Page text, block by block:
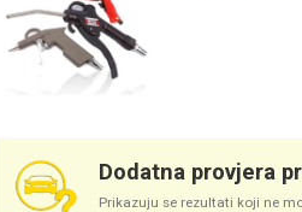
Dodatna provjera
Prikazuju se rezultati koji ne